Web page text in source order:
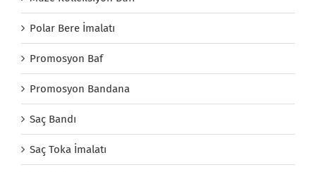
Polar Bere İmalatı
Promosyon Baf
Promosyon Bandana
Saç Bandı
Saç Toka İmalatı